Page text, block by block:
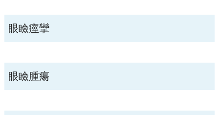
眼瞼痙攣
眼瞼腫瘍